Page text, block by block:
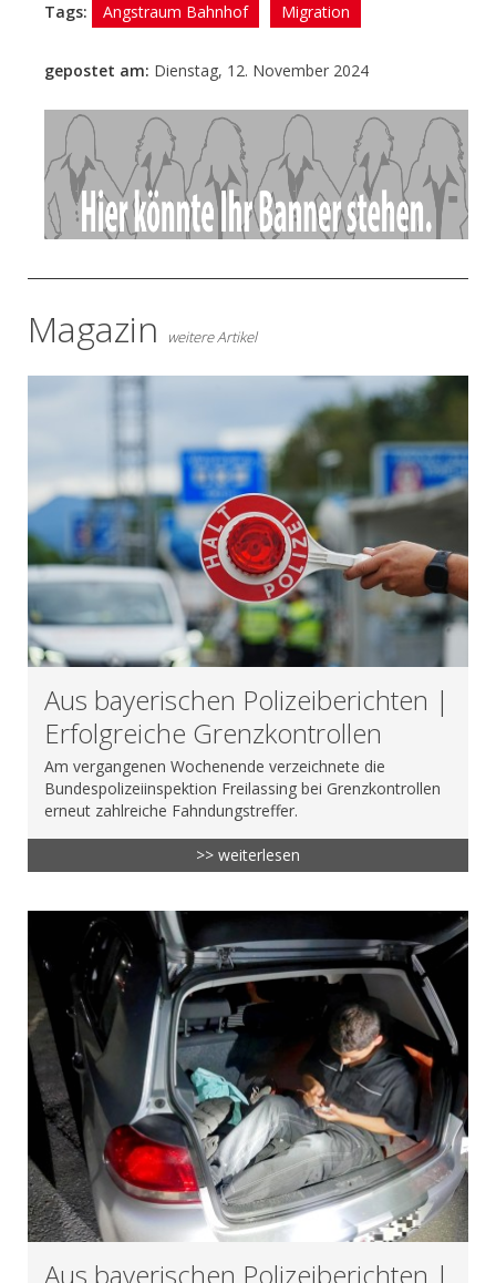
Tags: Angstraum Bahnhof Migration
gepostet am: Dienstag, 12. November 2024
- Anzeige -
Magazin weitere Artikel
Aus bayerischen Polizeiberichten |
Erfolgreiche Grenzkontrollen
Am vergangenen Wochenende verzeichnete die
Bundespolizeiinspektion Freilassing bei Grenzkontrollen
erneut zahlreiche Fahndungstreffer.
>> weiterlesen
Aus bayerischen Polizeiberichten |